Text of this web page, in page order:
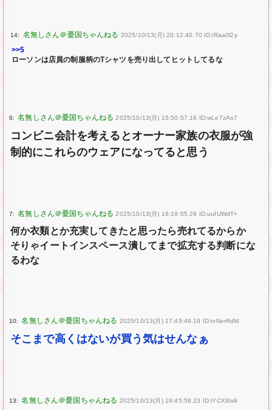
14: 2025/10/13(月) 20:12:40.70 ID:iRaa0l2y
>>5
ローソンは店員の制服柄のTシャツを売り出してヒットしてるな
6: 2025/10/13(月) 15:50:57.16 ID:wLe7zAo7
コンビニ会計を考えるとオーナー家族の衣服が強
制的にこれらのウェアになってると思う
7: 2025/10/13(月) 16:19:55.29 ID:uufUWdT+
何か衣類とか充実してきたと思ったら売れてるからか
そりゃイートインスペース潰してまで拡充する判断にな
るわな
10: 2025/10/13(月) 17:49:49.19 ID:tvNerRdM
そこまで高くはないが買う気はせんなぁ
13: 2025/10/13(月) 19:45:58.23 ID:iYCX8Is9